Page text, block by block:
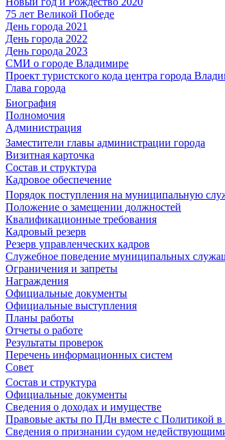
75 лет Великой Победе
День города 2021
День города 2022
День города 2023
СМИ о городе Владимире
Проект туристского кода центра города
Глава города
Биография
Полномочия
Администрация
Заместители главы администрации города
Визитная карточка
Состав и структура
Кадровое обеспечение
Порядок поступления на муниципальную
Положение о замещении должностей
Квалификационные требования
Кадровый резерв
Резерв управленческих кадров
Служебное поведение муниципальных
Ограничения и запреты
Награждения
Официальные документы
Официальные выступления
Планы работы
Отчеты о работе
Результаты проверок
Перечень информационных систем
Совет
Состав и структура
Официальные документы
Сведения о доходах и имуществе
Правовые акты по ПДн вместе с Политикой
Сведения о признании судом